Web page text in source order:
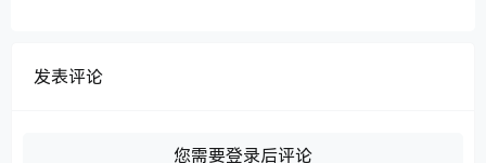
发表评论
您需要登录后评论